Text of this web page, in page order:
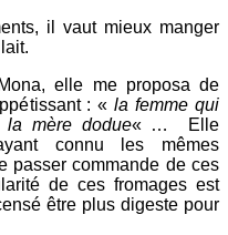
il vaut mieux manger
elle me proposa de
: «la femme qui
la mère dodue« … Elle
connu les mêmes
passer commande de ces
de ces fromages est
être plus digeste pour